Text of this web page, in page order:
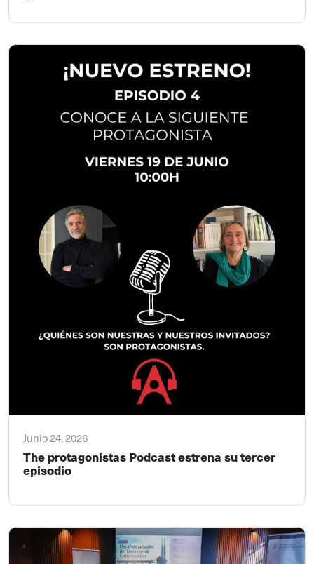
Junio 24, 2026
The protagonistas Podcast estrena su tercer
episodio